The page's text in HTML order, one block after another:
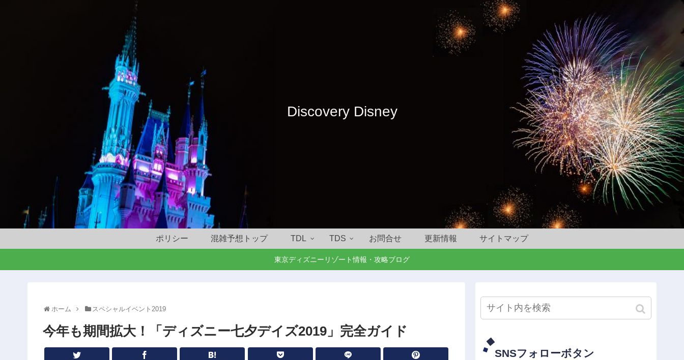
Discovery Disney
ポリシー 混雑予想トップ TDL TDS お問合せ 更新情報 サイトマップ
東京ディズニーリゾート情報・攻略ブログ
ホーム スペシャルイベント2019
今年も期間拡大！「ディズニー七夕デイズ2019」完全ガイド
SNSフォローボタン